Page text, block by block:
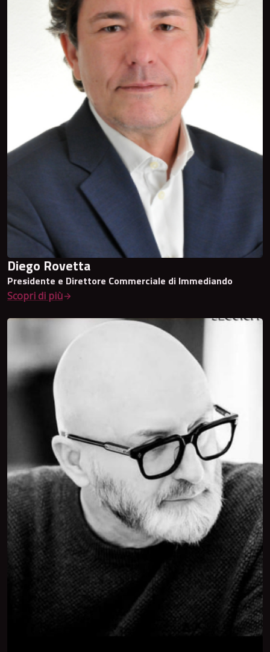
Diego Rovetta
Presidente e Direttore Commerciale di Immediando
Scopri di più